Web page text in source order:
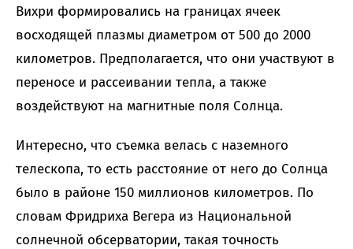
Вихри формировались на границах ячеек
восходящей плазмы диаметром от 500 до 2000
километров. Предполагается, что они участвуют в
переносе и рассеивании тепла, а также
воздействуют на магнитные поля Солнца.
Интересно, что съемка велась с наземного
телескопа, то есть расстояние от него до Солнца
было в районе 150 миллионов километров. По
словам Фридриха Вегера из Национальной
солнечной обсерватории, такая точность